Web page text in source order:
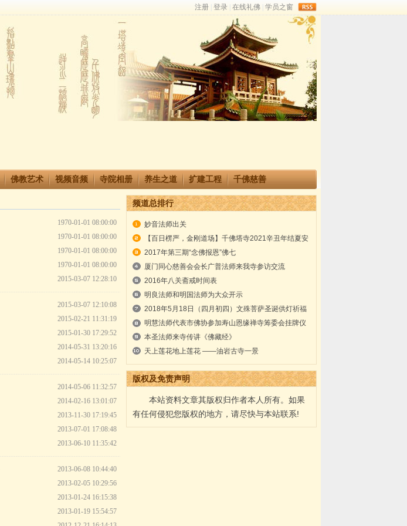
佛教艺术 视频音频 寺院相册 养生之道 扩建工程 千佛慈善
1970-01-01 08:00:00
1970-01-01 08:00:00
1970-01-01 08:00:00
1970-01-01 08:00:00
2015-03-07 12:28:10
2015-03-07 12:10:08
2015-02-21 11:31:19
2015-01-30 17:29:52
2014-05-31 13:20:16
2014-05-14 10:25:07
2014-05-06 11:32:57
2014-02-16 13:01:07
2013-11-30 17:19:45
2013-07-01 17:08:48
2013-06-10 11:35:42
2013-06-08 10:44:40
2013-02-05 10:29:56
2013-01-24 16:15:38
2013-01-19 15:54:57
频道总排行
妙音法师出关
【百日楞严，金刚道场】千佛塔寺2021辛丑年结夏安
居楞严共修法会通启
2017年第三期“念佛报恩”佛七
厦门同心慈善会会长广普法师来我寺参访交流
2016年八关斋戒时间表
明良法师和明国法师为大众开示
2018年5月18日（四月初四）文殊菩萨圣诞供灯祈福
法会通启
明慧法师代表市佛协参加寿山恩缘禅寺筹委会挂牌仪
式
本圣法师来寺传讲《佛藏经》
天上莲花地上莲花 ——油岩古寺一景
版权及免责声明
本站资料文章其版权归作者本人所有。如果
有任何侵犯您版权的地方，请尽快与本站联系!